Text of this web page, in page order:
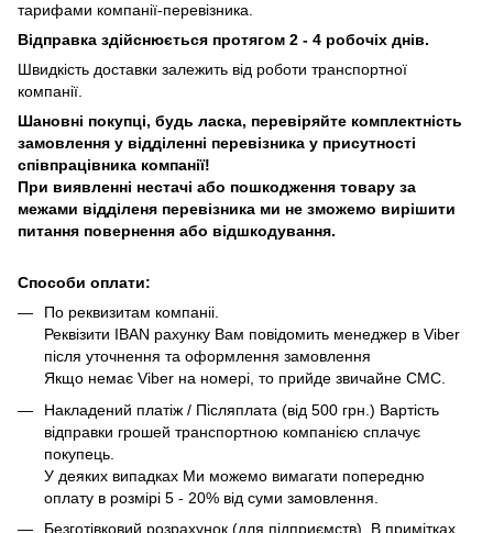
тарифами компанії-перевізника.
Відправка здійснюється протягом 2 - 4 робочіх днів.
Швидкість доставки залежить від роботи транспортної
компанії.
Шановні покупці, будь ласка, перевіряйте комплектність
замовлення у відділенні перевізника у присутності
співпрацівника компанії!
При виявленні нестачі або пошкодження товару за
межами відділеня перевізника ми не зможемо вирішити
питання повернення або відшкодування.
Способи оплати:
По реквизитам компаніі.
Реквізити IBAN рахунку Вам повідомить менеджер в Viber
після уточнення та оформлення замовлення
Якщо немає Viber на номері, то прийде звичайне СМС.
Накладений платіж / Післяплата (від 500 грн.) Вартість
відправки грошей транспортною компанією сплачує
покупець.
У деяких випадках Ми можемо вимагати попередню
оплату в розмірі 5 - 20% від суми замовлення.
Безготівковий розрахунок (для підприємств). В примітках